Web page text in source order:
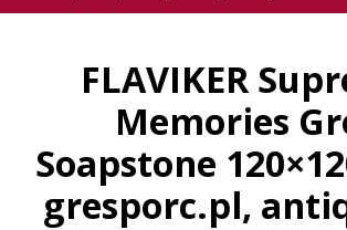
FLAVIKER
Memories
Soapstone
gresporc.pl,